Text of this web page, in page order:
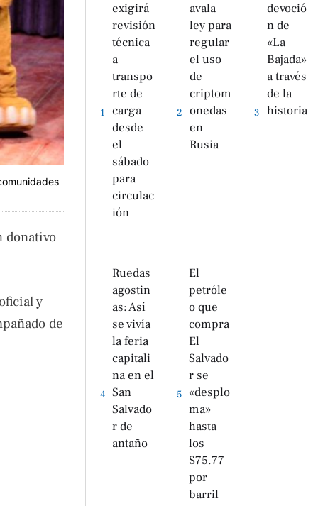
donativo
y
de
1
exigirá
revisión
técnica
a
transpo
rte de
carga
desde
el
sábado
para
circulac
ión
2
avala
ley para
regular
el uso
de
criptom
onedas
en
Rusia
3
devoció
n de
«La
Bajada»
a través
de la
historia
4
Ruedas
agostin
as: Así
se vivía
la feria
capitali
na en el
San
Salvado
r de
antaño
5
El
petróle
o que
compra
El
Salvado
r se
«desplo
ma»
hasta
los
$75.77
por
barril